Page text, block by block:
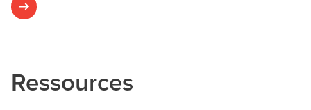
Ressources